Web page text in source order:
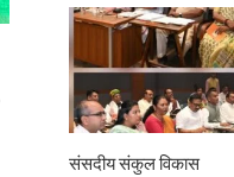
संसदीय संकुल विकास